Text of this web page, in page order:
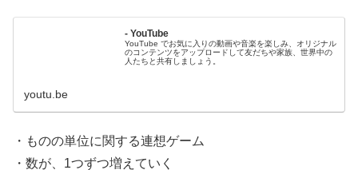
- YouTube
YouTube でお気に入りの動画や音楽を楽しみ、オリジナル
のコンテンツをアップロードして友だちや家族、世界中の
人たちと共有しましょう。
youtu.be
・ものの単位に関する連想ゲーム
・数が、1つずつ増えていく